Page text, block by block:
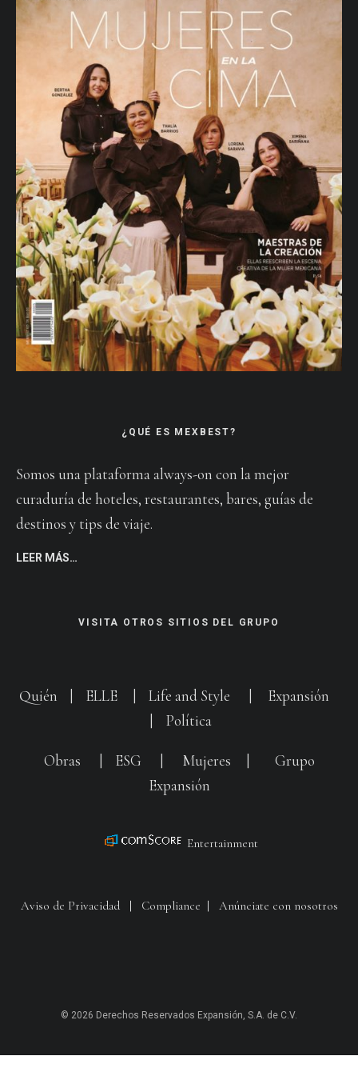
¿QUÉ ES MEXBEST?
Somos una plataforma always-on con la mejor
curaduría de hoteles, restaurantes, bares, guías de
destinos y tips de viaje.
LEER MÁS…
VISITA OTROS SITIOS DEL GRUPO
Quién ELLE Life and Style
Expansión
Política
Obras ESG Mujeres
Grupo
Expansión
Entertainment
Aviso de Privacidad| Compliance | Anúnciate con nosotros
© 2026 Derechos Reservados Expansión, S.A. de C.V.